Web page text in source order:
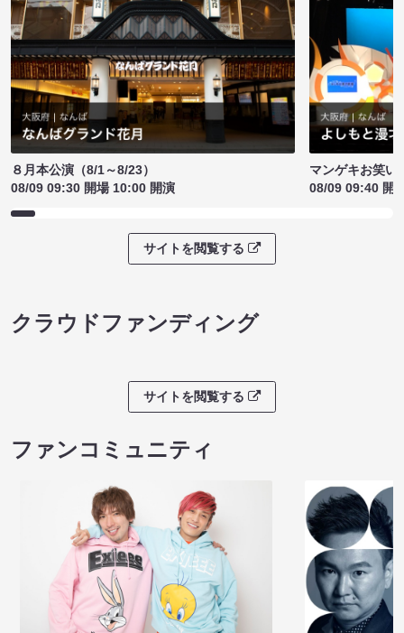
８月本公演（8/1～8/23）
08/09 09:30 開場 10:00 開演
マンゲキお笑い
08/09 09:40 開
サイトを閲覧する
クラウドファンディング
サイトを閲覧する
ファンコミュニティ